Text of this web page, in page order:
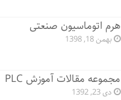
هرم اتوماسیون صنعتی
بهمن 18, 1398
مجموعه مقالات آموزش PLC
دی 23, 1392